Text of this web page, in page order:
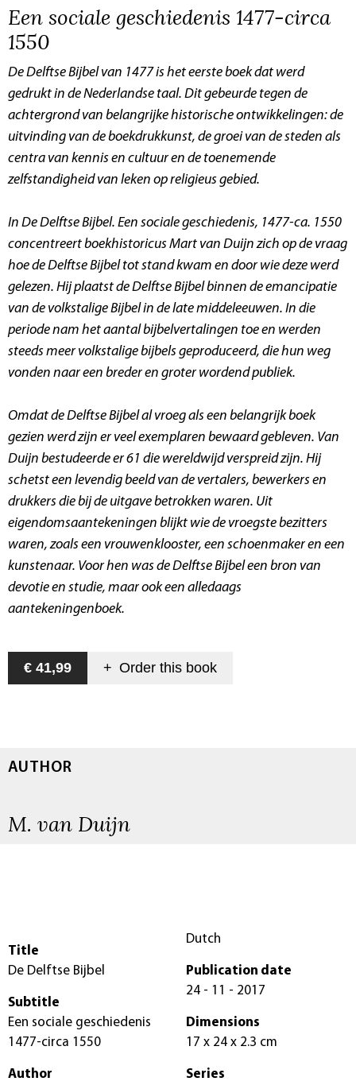
Een sociale geschiedenis 1477-circa
1550
De Delftse Bijbelvan 1477 is het eerste boek dat werd
gedrukt in de Nederlandse taal. Dit gebeurde tegen de
achtergrond van belangrijke historische ontwikkelingen: de
uitvinding van de boekdrukkunst, de groei van de steden als
centra van kennis en cultuur en de toenemende
zelfstandigheid van leken op religieus gebied.
In De Delftse Bijbel. Een sociale geschiedenis, 1477-ca. 1550
concentreert boekhistoricus Mart van Duijn zich op de vraag
hoe de Delftse Bijbel tot stand kwam en door wie deze werd
gelezen. Hij plaatst de Delftse Bijbel binnen de emancipatie
van de volkstalige Bijbel in de late middeleeuwen. In die
periode nam het aantal bijbelvertalingen toe en werden
steeds meer volkstalige bijbels geproduceerd, die hun weg
vonden naar een breder en groter wordend publiek.
Omdat deDelftse Bijbelal vroeg als een belangrijk boek
gezien werd zijn er veel exemplaren bewaard gebleven. Van
Duijn bestudeerde er 61 die wereldwijd verspreid zijn. Hij
schetst een levendig beeld van de vertalers, bewerkers en
drukkers die bij de uitgave betrokken waren. Uit
eigendomsaantekeningen blijkt wie de vroegste bezitters
waren, zoals een vrouwenklooster, een schoenmaker en een
kunstenaar. Voor hen was de Delftse Bijbel een bron van
devotie en studie, maar ook een alledaags
aantekeningenboek.
€ 41,99 + Order this book
AUTHOR
M. van Duijn
Title
De Delftse Bijbel
Subtitle
Een sociale geschiedenis
1477-circa 1550
Author
Dutch
Publication date
24 - 11 - 2017
Dimensions
17 x 24 x 2.3 cm
Series